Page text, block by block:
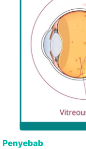
Penyebab